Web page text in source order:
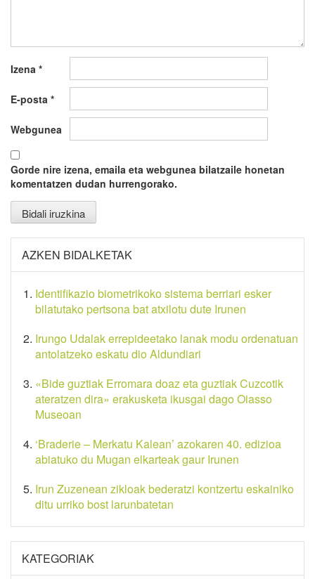
Izena *
E-posta *
Webgunea
Gorde nire izena, emaila eta webgunea bilatzaile honetan
komentatzen dudan hurrengorako.
AZKEN BIDALKETAK
Identifikazio biometrikoko sistema berriari esker
bilatutako pertsona bat atxilotu dute Irunen
Irungo Udalak errepideetako lanak modu ordenatuan
antolatzeko eskatu dio Aldundiari
«Bide guztiak Erromara doaz eta guztiak Cuzcotik
ateratzen dira» erakusketa ikusgai dago Oiasso
Museoan
‘Braderie – Merkatu Kalean’ azokaren 40. edizioa
abiatuko du Mugan elkarteak gaur Irunen
Irun Zuzenean zikloak bederatzi kontzertu eskainiko
ditu urriko bost larunbatetan
KATEGORIAK